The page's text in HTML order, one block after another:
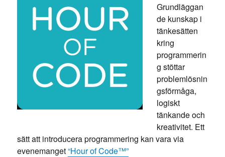
Grundläggan
de kunskap i
tänkesätten
kring
programmerin
g stöttar
problemlösnin
gsförmåga,
logiskt
tänkande och
kreativitet. Ett
sätt att introducera programmering kan vara via
evenemanget“Hour of Code™”